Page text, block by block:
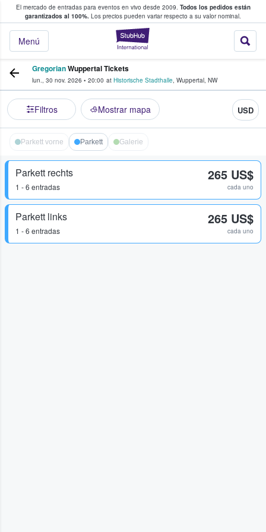
El mercado de entradas para eventos en vivo desde 2009. Todos los pedidos están
garantizados al 100%. Los precios pueden variar respecto a su valor nominal.
StubHub:
Menú
y venta de entradas entre fans
GregorianWuppertal Tickets
lun., 30 nov. 2026 • 20:00 at Historische Stadthalle, Wuppertal, NW
Filtros Mostrar mapa USD
Parkett vorne Parkett Galerie
Parkett rechts
1 - 6 entradas
265 US$
cada uno
Parkett links
1 - 6 entradas
265 US$
cada uno